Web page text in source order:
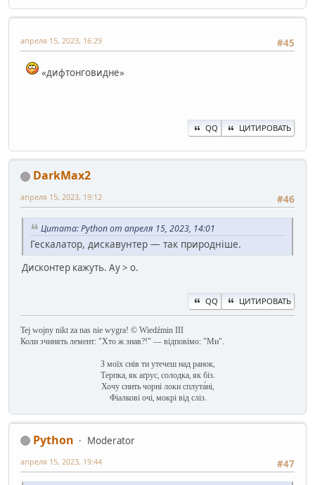
#45
апреля 15, 2023, 16:29
«дифтонговидне»
QQ ЦИТИРОВАТЬ
DarkMax2
#46
апреля 15, 2023, 19:12
Цитата: Python от апреля 15, 2023, 14:01
Гескалатор, дискавунтер — так природніше.
Дисконтер кажуть. Ау > о.
QQ ЦИТИРОВАТЬ
Tej wojny nikt za nas nie wygra! © Wiedźmin III
Коли зчинять лемент: "Хто ж знав?!" — відповімо: "Ми".
З моїх снів ти утечеш над ранок,
Терпка, як аґрус, солодка, як біз.
Хочу снить чорні локи сплута́ні,
Фіалкові очі, мокрі від сліз.
Python
Moderator
#47
апреля 15, 2023, 19:44